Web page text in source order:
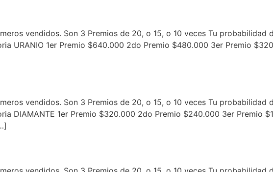
vendidos. Son 3 Premios de 20, o 15, o 10 veces Tu
URANIO 1er Premio $640.000 2do Premio $480.000 3er Premio
vendidos. Son 3 Premios de 20, o 15, o 10 veces Tu
DIAMANTE 1er Premio $320.000 2do Premio $240.000 3er Premio